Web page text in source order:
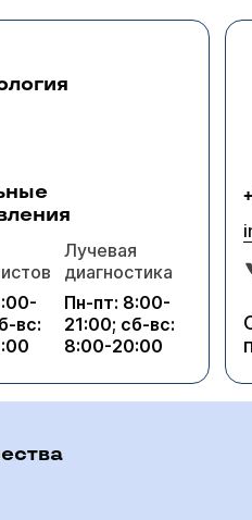
времени, и последствия
вс:
Лучевая
диагностика
Пн-пт: 8:00-
21:00; сб-вс:
8:00-20:00